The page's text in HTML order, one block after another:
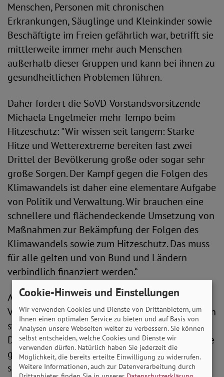
Menschen, Personen mit chronischen
Erkrankungen, Säuglinge und Kleinkinder sowie
Beschäftigte im Freien gefährlich war, betrifft sie
mittlerweile immer mehr auch Menschen
außerhalb dieser Gruppen und kann bei ihnen zu
gesundheitlichen Problemen führen.
Daher fordert die SoVD-Vorstandsvorsitzende
Michaela Engelmeier mehr Tempo beim
Hitzeschutz: "Wir wissen seit langem: Starke
Hitze und Wetterextreme bereiten fast zwei
Drittel der Bevölkerung große oder sogar sehr
große Sorgen. Der Kampf gegen die Folgen des
Klimawandels ist daher eine elementare Aufgabe
von Politik und Verwaltung. Wir brauchen eine
schnellere und flächendeckende Umsetzung von
Maßnahmen zur Bekämpfung der Folgen des
Klimawandels sowie zum Hitzeschutz. Das muss
für alle gelten und von Bund und Ländern
verbindlich finanziert werden.“
Alles andere hätte aus Sicht der
Vorstandsvorsitzenden fatale Folgen. „Seit Jahren
sterben durch die Hitze jedes Jahr in
Deutschland mehrere Tausend Menschen. Unsere
gesamte Gesellschaft und unsere Infrastruktur
sind schlichtweg nicht auf extrem heiße
Cookie-Hinweis und Einstellungen
Wir verwenden Cookies und Dienste von Drittanbietern, um
Ihnen einen optimalen Service zu bieten und auf Basis von
Analysen unsere Webseiten weiter zu verbessern. Sie können
selbst entscheiden, welche Cookies und Dienste wir
verwenden dürfen. Natürlich haben Sie jederzeit die
Möglichkeit, die bereits erteilte Einwilligung zu widerrufen.
Weitere Informationen, auch zur Datenverarbeitung durch